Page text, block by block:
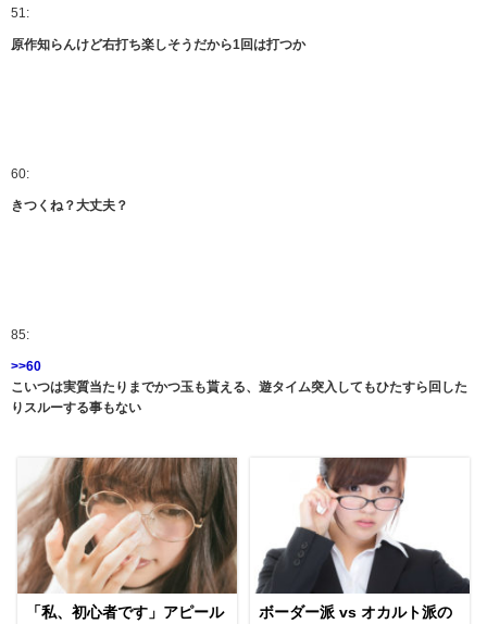
51:
原作知らんけど右打ち楽しそうだから1回は打つか
60:
きつくね？大丈夫？
85:
>>60
こいつは実質当たりまでかつ玉も貰える、遊タイム突入してもひたすら回した
りスルーする事もない
「私、初心者です」アピール
ボーダー派 vs オカルト派の